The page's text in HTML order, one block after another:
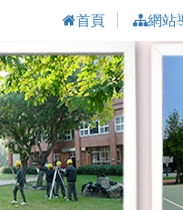
首頁 網站